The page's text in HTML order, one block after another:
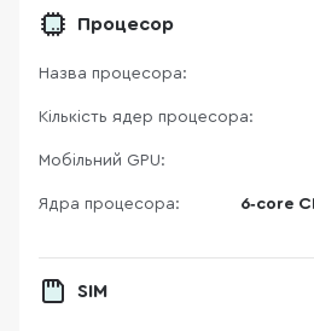
Процесор
Назва процесора:
Кількість ядер процесора:
Мобільний GPU:
Ядра процесора:
6‑core
SIM